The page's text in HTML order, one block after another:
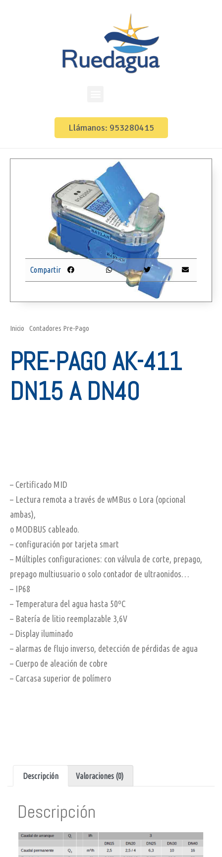
Llámanos: 953280415
Inicio Contadores Pre-Pago
PRE-PAGO AK-411
DN15 A DN40
– Certificado MID
– Lectura remota a través de wMBus o Lora (opcional
ambas),
o MODBUS cableado.
– configuración por tarjeta smart
– Múltiples configuraciones: con válvula de corte, prepago,
prepago multiusuario o solo contador de ultraonidos…
– IP68
– Temperatura del agua hasta 50ºC
– Batería de litio reemplazable 3,6V
– Display iluminado
– alarmas de flujo inverso, detección de pérdidas de agua
– Cuerpo de aleación de cobre
– Carcasa superior de polímero
Compartir
Descripción Valoraciones (0)
Descripción